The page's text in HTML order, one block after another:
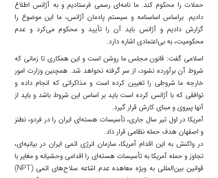
حملات را محکوم کند. ما نامه‌ای رسمی فرستادیم و به آژانس اطلاع
دادیم. براساس اساسنامه و سیستم پادمان آژانس، ما این موضوع را
گزارش دادیم و آژانس باید آن را تأیید و محکوم می‌کرد و عدم
محکومیت، به بی‌اعتمادی اشاره دارد.
اسلامی گفت: قانون مجلس ما روشن است و این همکاری تا زمانی که
شروط آن برآورده نشود، از سر گرفته نخواهد شد. همچنین وزارت امور
خارجه ما شروطی را تعیین کرده است و مذاکراتی که انجام داده و
توافقی که با آژانس کرده است باید بر اساس این شروط باشد و باید از
آنها پیروی و مبنای کارش قرار گیرد.
آمریکا در اول تیر سال جاری، تأسیسات هسته‌ای ایران را در فردو، نطنز
و اصفهان هدف حمله نظامی قرار داد.
در واکنش به این اقدام آمریکا، سازمان انرژی اتمی ایران در بیانیه‌ای،
تجاوز و حمله آمریکا به تأسیسات هسته‌ای را اقدامی وحشیانه و مغایر با
قوانین بین‌المللی به ویژه معاهده عدم اشاعه سلاح‌های اتمی (NPT)